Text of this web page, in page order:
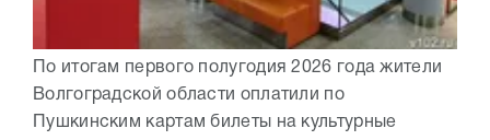
По итогам первого полугодия 2026 года жители
Волгоградской области оплатили по
Пушкинским картам билеты на культурные